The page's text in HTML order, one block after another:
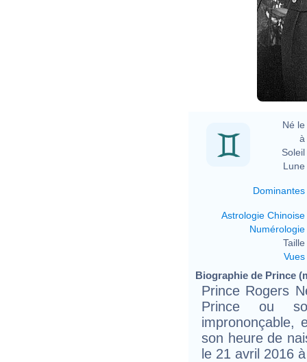
Né le
à
Soleil
Lune
Dominantes
Astrologie Chinoise
Numérologie
Taille
Vues
Biographie de Prince
Prince Rogers
Prince ou
imprononçable,
son heure de
le 21 avril 2016